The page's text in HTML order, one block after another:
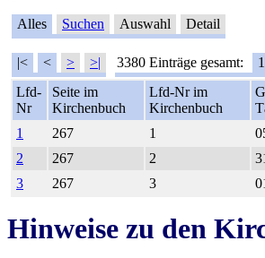
Alles Suchen Auswahl Detail
|< < > >| 3380 Einträge gesamt: 1
Lfd-
Nr
Seite im
Kirchenbuch
Lfd-Nr im
Kirchenbuch
1
267 1
2
267 2
3
267 3
Hinweise zu den